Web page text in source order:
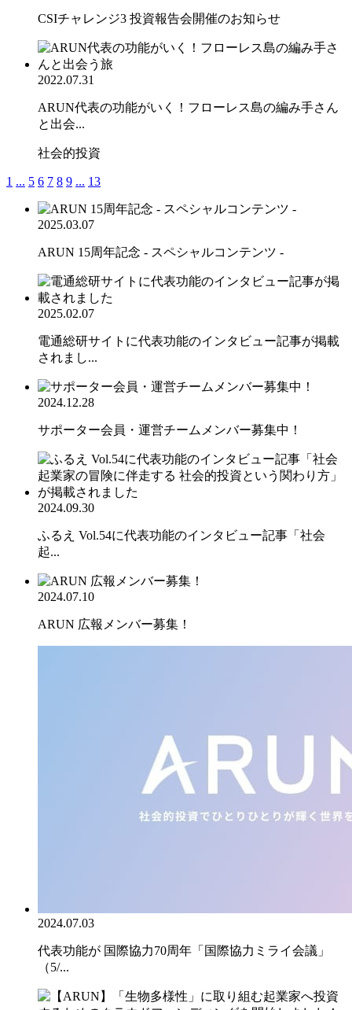
CSIチャレンジ3 投資報告会開催のお知らせ
2022.07.31
ARUN代表の功能がいく！フローレス島の編み手さん
と出会...
社会的投資
1 ... 5 6 7 8 9 ... 13
2025.03.07
ARUN 15周年記念 - スペシャルコンテンツ -
2025.02.07
電通総研サイトに代表功能のインタビュー記事が掲載
されまし...
2024.12.28
サポーター会員・運営チームメンバー募集中！
2024.09.30
ふるえ Vol.54に代表功能のインタビュー記事「社会
起...
2024.07.10
ARUN 広報メンバー募集！
2024.07.03
代表功能が 国際協力70周年「国際協力ミライ会議」
（5/...